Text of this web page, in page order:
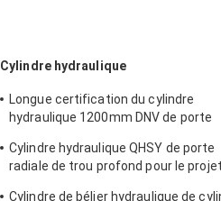
Cylindre hydraulique
Longue certification du cylindre
hydraulique 1200mm DNV de porte
Cylindre hydraulique QHSY de porte
radiale de trou profond pour le projet
Cylindre de bélier hydraulique de